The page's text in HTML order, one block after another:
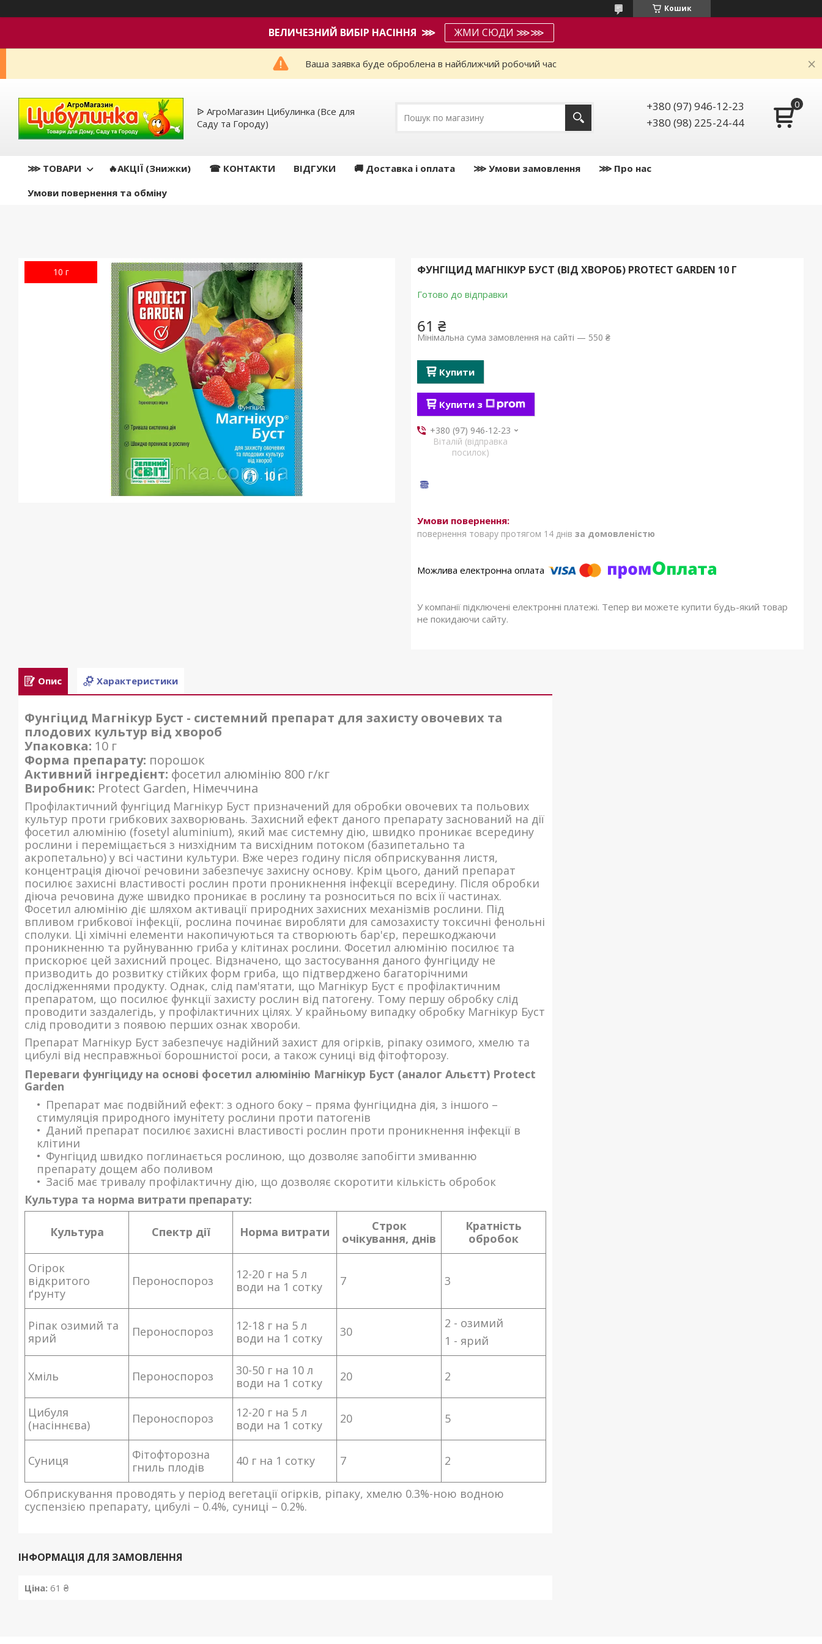
Кошик
ВЕЛИЧЕЗНИЙ ВИБІР НАСІННЯ ⋙ ЖМИ СЮДИ ⋙⋙
Ваша заявка буде оброблена в найближчий робочий час
ᐉ АгроМагазин Цибулинка (Все для
Саду та Городу)
+380 (97) 946-12-23
+380 (98) 225-24-44
⋙ ТОВАРИ 🔥АКЦІЇ (Знижки) ☎ КОНТАКТИ ВІДГУКИ 🚚 Доставка і оплата ⋙ Умови замовлення
⋙ Про нас
Умови повернення та обміну
10 г ФУНГІЦИД МАГНІКУР БУСТ (ВІД ХВОРОБ) PROTECT GARDEN 10 Г
Готово до відправки
61 ₴
Мінімальна сума замовлення на сайті — 550 ₴
Купити
Купити з
+380 (97) 946-12-23
Віталій (відправка
посилок)
повернення товару протягом 14 днів за домовленістю
У компанії підключені електронні платежі. Тепер ви можете купити будь-який товар
не покидаючи сайту.
Опис Характеристики
Фунгіцид Магнікур Буст - системний препарат для захисту овочевих та
плодових культур від хвороб
Упаковка: 10 г
Форма препарату: порошок
Активний інгредієнт: фосетил алюмінію 800 г/кг
Виробник: Protect Garden, Німеччина
Профілактичний фунгіцид Магнікур Буст призначений для обробки овочевих та польових
культур проти грибкових захворювань. Захисний ефект даного препарату заснований на дії
фосетил алюмінію (fosetyl aluminium), який має системну дію, швидко проникає всередину
рослини і переміщається з низхідним та висхідним потоком (базипетально та
акропетально) у всі частини культури. Вже через годину після обприскування листя,
концентрація діючої речовини забезпечує захисну основу. Крім цього, даний препарат
посилює захисні властивості рослин проти проникнення інфекції всередину. Після обробки
діюча речовина дуже швидко проникає в рослину та розноситься по всіх її частинах.
Фосетил алюмінію діє шляхом активації природних захисних механізмів рослини. Під
впливом грибкової інфекції, рослина починає виробляти для самозахисту токсичні фенольні
сполуки. Ці хімічні елементи накопичуються та створюють бар'єр, перешкоджаючи
проникненню та руйнуванню гриба у клітинах рослини. Фосетил алюмінію посилює та
прискорює цей захисний процес. Відзначено, що застосування даного фунгіциду не
призводить до розвитку стійких форм гриба, що підтверджено багаторічними
дослідженнями продукту. Однак, слід пам'ятати, що Магнікур Буст є профілактичним
препаратом, що посилює функції захисту рослин від патогену. Тому першу обробку слід
проводити заздалегідь, у профілактичних цілях. У крайньому випадку обробку Магнікур Буст
слід проводити з появою перших ознак хвороби.
Препарат Магнікур Буст забезпечує надійний захист для огірків, ріпаку озимого, хмелю та
цибулі від несправжньої борошнистої роси, а також суниці від фітофторозу.
Переваги фунгіциду на основі фосетил алюмінію Магнікур Буст (аналог Альєтт) Protect
Garden
Препарат має подвійний ефект: з одного боку – пряма фунгіцидна дія, з іншого –
стимуляція природного імунітету рослини проти патогенів
Даний препарат посилює захисні властивості рослин проти проникнення інфекції в
клітини
Фунгіцид швидко поглинається рослиною, що дозволяє запобігти змиванню
препарату дощем або поливом
Засіб має тривалу профілактичну дію, що дозволяє скоротити кількість обробок
Культура та норма витрати препарату:
Культура Спектр дії Норма витрати
Строк
очікування, днів
Кратність
обробок
Огірок
відкритого
ґрунту
Пероноспороз
12-20 г на 5 л
води на 1 сотку
7 3
Ріпак озимий та
ярий
Пероноспороз
12-18 г на 5 л
води на 1 сотку
30
2 - озимий
1 - ярий
Хміль Пероноспороз
30-50 г на 10 л
води на 1 сотку
20 2
Цибуля
(насіннєва)
Пероноспороз
12-20 г на 5 л
води на 1 сотку
20 5
Суниця
Фітофторозна
гниль плодів
40 г на 1 сотку 7 2
Обприскування проводять у період вегетації огірків, ріпаку, хмелю 0.3%-ною водною
суспензією препарату, цибулі – 0.4%, суниці – 0.2%.
ІНФОРМАЦІЯ ДЛЯ ЗАМОВЛЕННЯ
Ціна: 61 ₴